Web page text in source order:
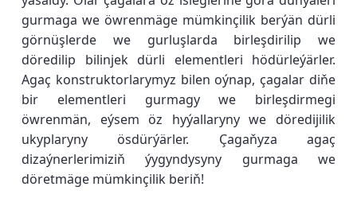
gurmaga we öwrenmäge mümkinçilik berýän dürli
görnüşlerde we gurluşlarda birleşdirilip we
döredilip bilinjek dürli elementleri hödürleýärler.
Agaç konstruktorlarymyz bilen oýnap, çagalar diňe
bir elementleri gurmagy we birleşdirmegi
öwrenmän, eýsem öz hyýallaryny we döredijilik
ukyplaryny ösdürýärler. Çagaňyza agaç
dizaýnerlerimiziň ýygyndysyny gurmaga we
döretmäge mümkinçilik beriň!